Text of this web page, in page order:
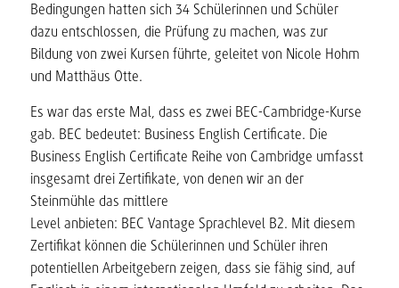
Bedingungen hatten sich 34 Schülerinnen und Schüler
dazu entschlossen, die Prüfung zu machen, was zur
Bildung von zwei Kursen führte, geleitet von Nicole Hohm
und Matthäus Otte.
Es war das erste Mal, dass es zwei BEC-Cambridge-Kurse
gab. BEC bedeutet: Business English Certificate. Die
Business English Certificate Reihe von Cambridge umfasst
insgesamt drei Zertifikate, von denen wir an der
Steinmühle das mittlere
Level anbieten: BEC Vantage Sprachlevel B2. Mit diesem
Zertifikat können die Schülerinnen und Schüler ihren
potentiellen Arbeitgebern zeigen, dass sie fähig sind, auf